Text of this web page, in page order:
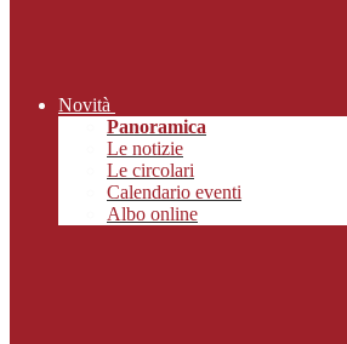
Novità
Panoramica
Le notizie
Le circolari
Calendario eventi
Albo online